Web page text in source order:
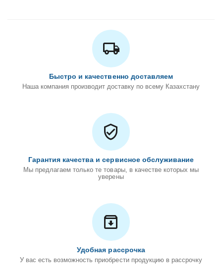
Быстро и качественно доставляем
Наша компания производит доставку по всему Казахстану
Гарантия качества и сервисное обслуживание
Мы предлагаем только те товары, в качестве которых мы
уверены
Удобная рассрочка
У вас есть возможность приобрести продукцию в рассрочку